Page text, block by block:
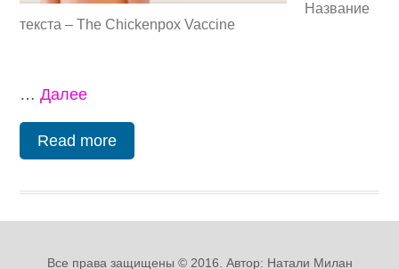
Название
текста – The Chickenpox Vaccine
…Далее
Read more
Все права защищены © 2016. Автор: Натали Милан